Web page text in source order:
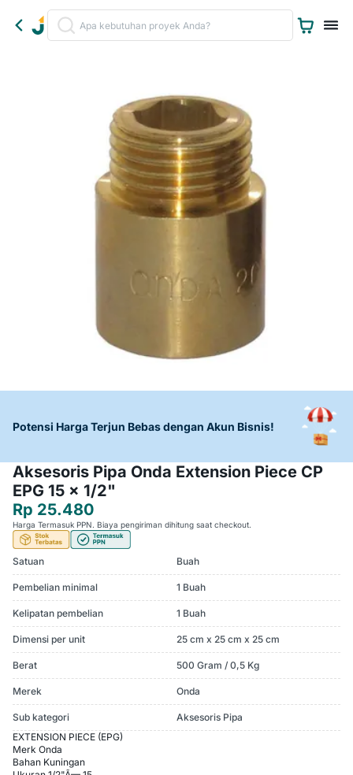
Potensi Harga Terjun Bebas dengan Akun Bisnis!
Aksesoris Pipa Onda Extension Piece CP
EPG 15 x 1/2"
Rp 25.480
Harga Termasuk PPN. Biaya pengiriman dihitung saat checkout.
Satuan Buah
Pembelian minimal 1 Buah
Kelipatan pembelian 1 Buah
Dimensi per unit 25 cm x 25 cm x 25 cm
Berat 500 Gram / 0,5 Kg
Merek Onda
Sub kategori
Aksesoris Pipa
EXTENSION PIECE (EPG)
Merk Onda
Bahan Kuningan